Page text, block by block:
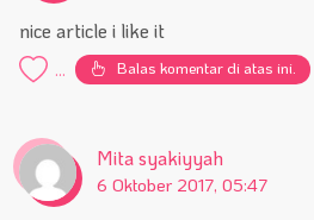
nice article i like it
... Balas komentar di atas ini.
Mita syakiyyah
6 Oktober 2017, 05:47